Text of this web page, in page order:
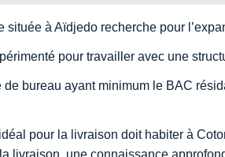
située à Aïdjedo recherche pour
pour travailler avec une
de bureau ayant minimum le BAC
pour la livraison doit habiter à
livraison, une connaissance